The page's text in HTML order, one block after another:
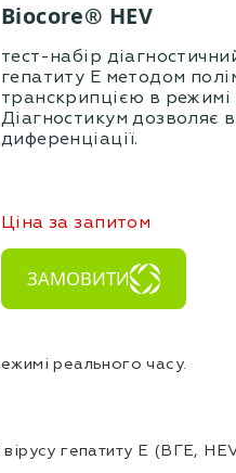
Biocore® HЕV
тест-набір
гепатиту Е методом
транскрипцією в
Діагностикум дозволяє
диференціації.
Ціна за запитом
ЗАМОВИТИ
реального часу.
гепатиту Е (ВГЕ,